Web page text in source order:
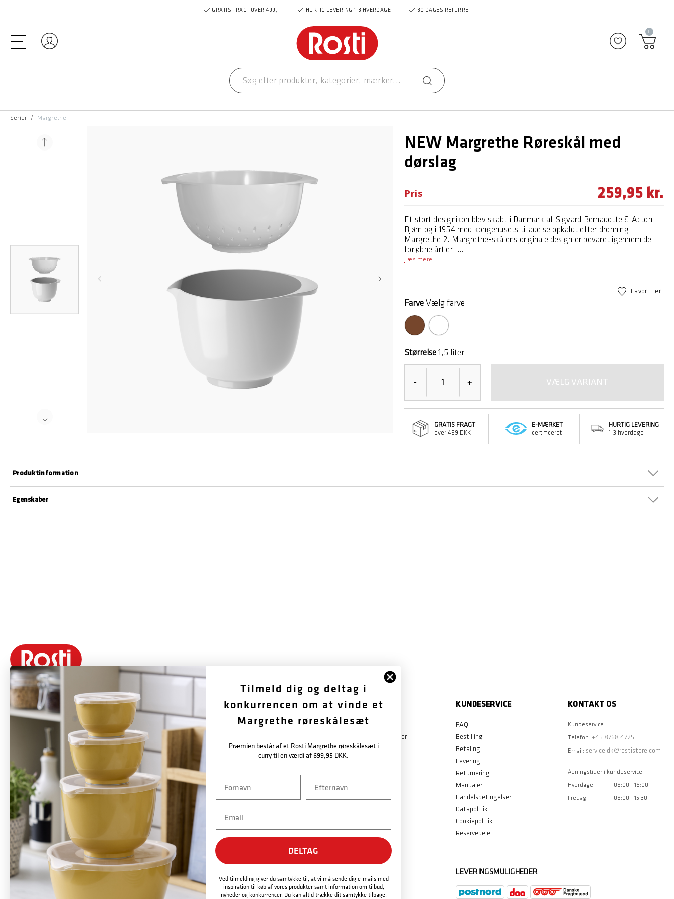
GRATIS FRAGT OVER 499,- HURTIG LEVERING 1-3 HVERDAGE 30 DAGES RETURRET
Log ind Tilføj til
0
Serier Margrethe
NEW Margrethe Røreskål med
dørslag
Pris 259,95 kr.
Et stort designikon blev skabt i Danmark af Sigvard Bernadotte & Acton
Bjørn og i 1954 med kongehusets tilladelse opkaldt efter dronning
Margrethe 2. Margrethe-skålens originale design er bevaret igennem de
forløbne årtier.
Dørslaget er designet til at passe perfekt i Margrethe-skålen, med to greb,
Læs mere
Favoritter
Farve Vælg farve
Størrelse 1,5 liter
- + VÆLG VARIANT
GRATIS FRAGT
over 499 DKK
E-MÆRKET
certificeret
HURTIG LEVERING
1-3 hverdage
Egenskaber
Produktinformation
Rosti er et dansk brand grundlagt i 1944 af Rolf Fahrenholtz og Stig
Jørgensen. Brandets mest kendte produkt er Margrethe-skålen, der i 1954
med tilladelse fra Det danske Hof blev opkaldt efter dronning Margrethe 2.
Rosti fremstiller langtidsholdbare produkter med fokus på funktionalitet,
kvalitet, farver og godt design. Mange af Rostis produkter, lanceret i
1950’erne og 1960’erne, er fortsat i produktion og sælges over hele verden –
overvejende i Europa, men også USA og Canada er vigtige markeder. Rostis
ambition er at være et globalt designbrand med Margrethe-skålen som
flagskib, og brandet vil også fortsat udvikle nye koncepter og produkter ud
fra den samme designfilosofi som hidtil.
FØLG OS
Facebook
Tilmeld nyhedsbrev
OM OS
Historie
Garantibestemmelser
Nyhedsbrev
KUNDESERVICE
FAQ
Bestilling
Betaling
Levering
Returnering
Manualer
Handelsbetingelser
Datapolitik
Cookiepolitik
Reservedele
KONTAKT OS
Kundeservice:
Telefon: +45 8768 4725
Email: service.dk@rostistore.com
Åbningstider i kundeservice:
Hverdage: 08:00 - 16:00
Fredag: 08:00 - 15:30
LEVERINGSMULIGHEDER
Tilmeld dig og deltag i
konkurrencen om at vinde et
Margrethe røreskålesæt
Præmien består af et Rosti Margrethe røreskålesæt i
curry til en værdi af 699,95 DKK.
DELTAG
Ved tilmelding giver du samtykke til, at vi må sende dig e-mails med
inspiration til køb af vores produkter samt information om tilbud,
nyheder og konkurrencer. Du kan altid trække dit samtykke tilbage.